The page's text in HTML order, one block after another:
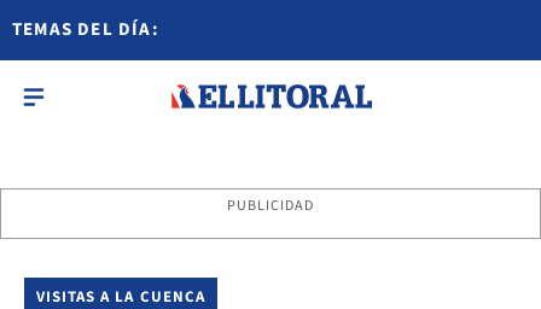
TEMAS DEL DÍA:
PUBLICIDAD
VISITAS A LA CUENCA